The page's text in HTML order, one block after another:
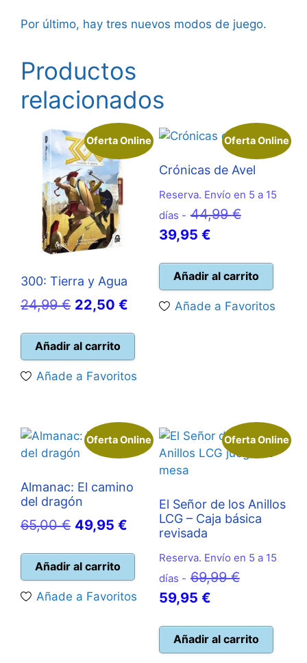
Por último, hay tres nuevos modos de juego.
Productos
relacionados
Oferta Online
300: Tierra y Agua
24,99€ El
original
era:
24,99 €.
22,50 €
es:
22,50 €.
Añadir al carrito
Añade a Favoritos
Oferta Online
Crónicas de Avel
Reserva. Envío en 5 a 15
días - 44,99€El
era:
39,95 €El
actual
Añadir al carrito
Añade a Favoritos
Oferta Online
Almanac: El camino
del dragón
65,00€ El
original
era:
65,00 €.
49,95 €
actual
es:
49,95 €.
Añadir al carrito
Añade a Favoritos
Oferta Online
El Señor de los Anillos
LCG – Caja básica
revisada
Reserva. Envío en 5 a 15
días - 69,99€El
era:
69,99 €.
59,95 €El
actual
es:
Añadir al carrito